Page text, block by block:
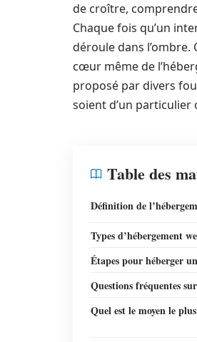
de croître,
Chaque fois qu’un
déroule dans l’ombre.
cœur même de
proposé par divers
soient d’un particulier
Table des
Définition de
Types d’hébergement
Étapes pour héberger
Questions fréquentes
Quel est le moyen le